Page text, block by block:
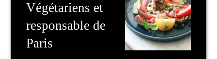
Végétariens et
responsable de
Paris